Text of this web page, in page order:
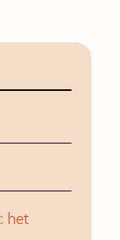
het